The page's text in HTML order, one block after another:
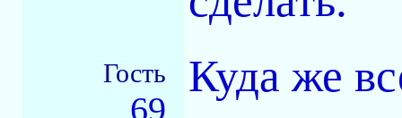
Гость
69
Куда же